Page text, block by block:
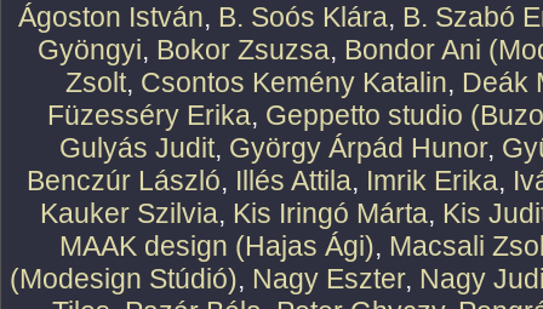
Ágoston István, B. Soós Klára, B. Szabó
Gyöngyi, Bokor Zsuzsa, Bondor Ani
Zsolt, Csontos Kemény Katalin, Deák
Füzesséry Erika, Geppetto studio
Gulyás Judit, György Árpád Hunor,
Benczúr László, Illés Attila, Imrik Erika,
Kauker Szilvia, Kis Iringó Márta, Kis
MAAK design (Hajas Ági), Macsali
(Modesign Stúdió), Nagy Eszter, Nagy